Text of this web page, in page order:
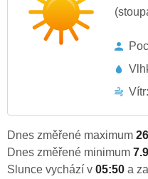
Vítr:
Dnes změřené maximum
Dnes změřené minimum
Slunce vychází v 05:50 a